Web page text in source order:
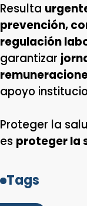
Resulta
prevención,
regulación
garantizar
apoyo
Proteger la
es proteger la
Tags